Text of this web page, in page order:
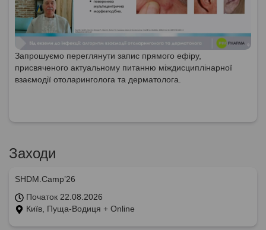
Запрошуємо переглянути запис прямого ефіру,
присвяченого актуальному питанню міждисциплінарної
взаємодії отоларинголога та дерматолога.
Заходи
SHDM.Camp’26
Початок 22.08.2026
Київ, Пуща-Водиця + Online